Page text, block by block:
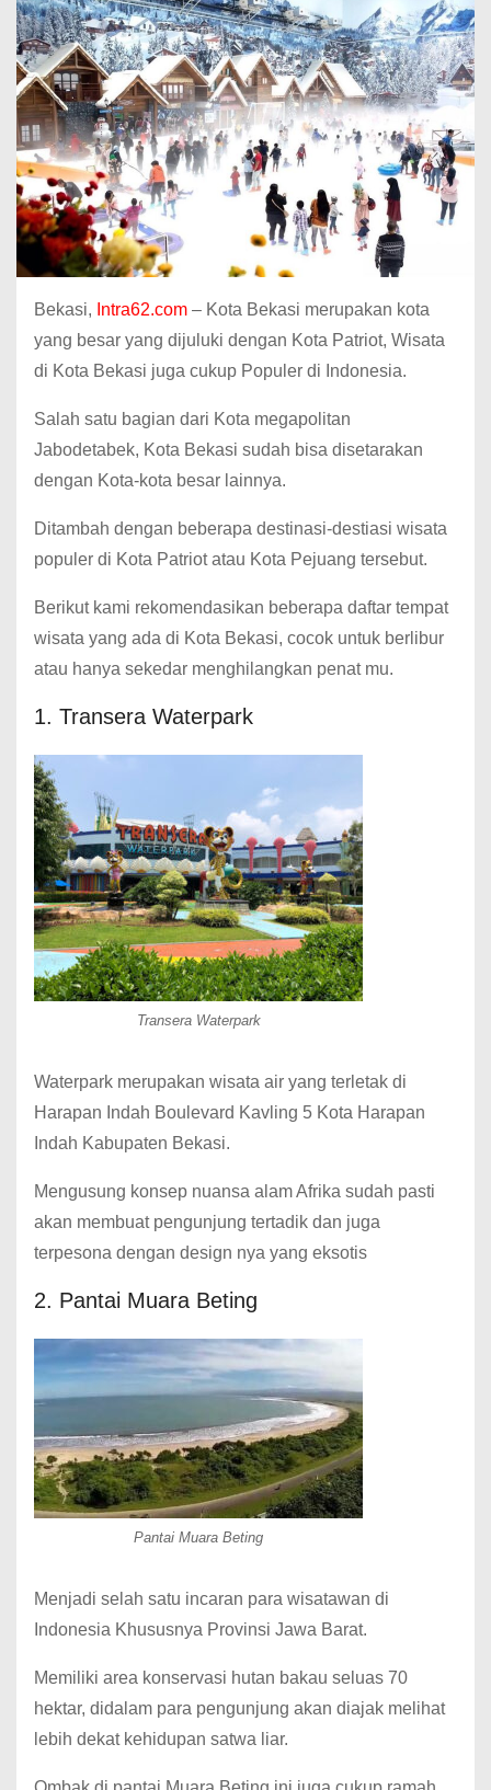
Bekasi, Intra62.com – Kota Bekasi merupakan kota
yang besar yang dijuluki dengan Kota Patriot, Wisata
di Kota Bekasi juga cukup Populer di Indonesia.
Salah satu bagian dari Kota megapolitan
Jabodetabek, Kota Bekasi sudah bisa disetarakan
dengan Kota-kota besar lainnya.
Ditambah dengan beberapa destinasi-destiasi wisata
populer di Kota Patriot atau Kota Pejuang tersebut.
Berikut kami rekomendasikan beberapa daftar tempat
wisata yang ada di Kota Bekasi, cocok untuk berlibur
atau hanya sekedar menghilangkan penat mu.
1. Transera Waterpark
Transera Waterpark
Waterpark merupakan wisata air yang terletak di
Harapan Indah Boulevard Kavling 5 Kota Harapan
Indah Kabupaten Bekasi.
Mengusung konsep nuansa alam Afrika sudah pasti
akan membuat pengunjung tertadik dan juga
terpesona dengan design nya yang eksotis
2. Pantai Muara Beting
Pantai Muara Beting
Menjadi selah satu incaran para wisatawan di
Indonesia Khususnya Provinsi Jawa Barat.
Memiliki area konservasi hutan bakau seluas 70
hektar, didalam para pengunjung akan diajak melihat
lebih dekat kehidupan satwa liar.